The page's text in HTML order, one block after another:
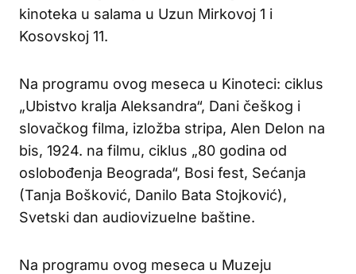
kinoteka u salama u Uzun Mirkovoj 1 i
Kosovskoj 11.
Na programu ovog meseca u Kinoteci: ciklus
„Ubistvo kralja Aleksandra“, Dani češkog i
slovačkog filma, izložba stripa, Alen Delon na
bis, 1924. na filmu, ciklus „80 godina od
oslobođenja Beograda“, Bosi fest, Sećanja
(Tanja Bošković, Danilo Bata Stojković),
Svetski dan audiovizuelne baštine.
Na programu ovog meseca u Muzeju